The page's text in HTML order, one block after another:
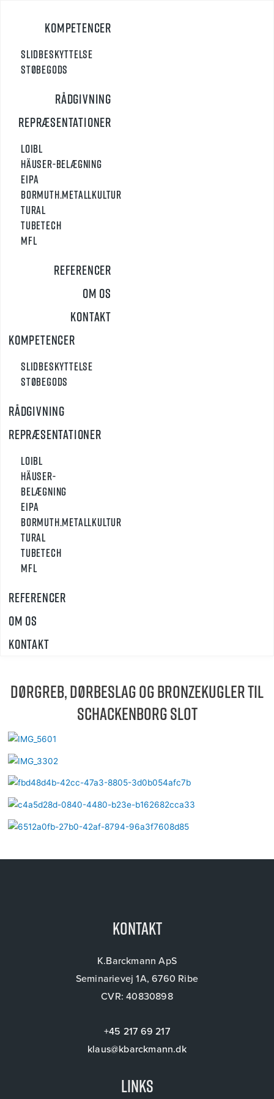
Kompetencer
Slidbeskyttelse
Støbegods
Rådgivning
Repræsentationer
Loibl
Häuser-Belægning
Eipa
Bormuth.Metallkultur
Tural
TUBETECH
MFL
Referencer
Om os
Kontakt
Kompetencer
Slidbeskyttelse
Støbegods
Rådgivning
Repræsentationer
Loibl
Häuser-
Belægning
Eipa
Bormuth.Metallkultur
Tural
TUBETECH
MFL
Referencer
Om os
Kontakt
Dørgreb, dørbeslag og bronzekugler til
Schackenborg Slot
Kontakt
K.Barckmann ApS
Seminarievej 1A, 6760 Ribe
CVR: 40830898
+45 217 69 217
klaus@kbarckmann.dk
Links